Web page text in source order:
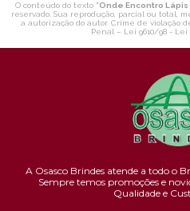
O conteúdo do texto "Onde Encontro
reservado. Sua reprodução, parcial ou total,
a autorização do autor. Crime de violação
Penal – Lei 9610/98 -
A Osasco Brindes atende a todo o
Sempre temos promoções e
Qualidade e